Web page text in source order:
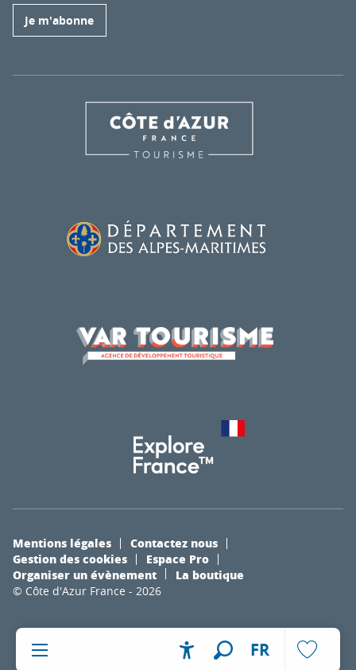
FR
Je m'abonne
© Côte d'Azur France - 2026
Mentions légales
Contactez nous
Gestion des cookies
Espace Pro
Organiser un évènement
La boutique